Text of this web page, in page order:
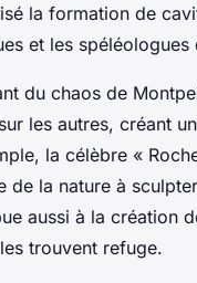
la formation de
et les spéléologues
du chaos de
les autres, créant
la célèbre «
de la nature à
aussi à la création
trouvent refuge.